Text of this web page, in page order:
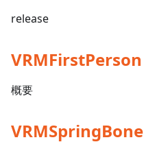
release
VRMFirstPerson
概要
VRMSpringBone